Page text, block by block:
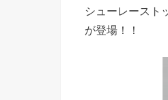
シューレースト
が登場！！